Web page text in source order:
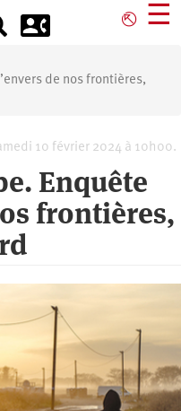
⎋ ☰
de nos frontières,
10 février 2024 à 10h00.
Enquête
frontières,